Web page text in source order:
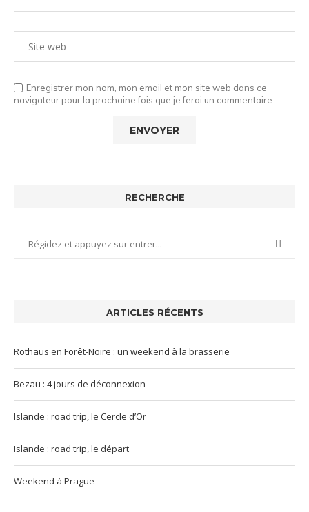
Enregistrer mon nom, mon email et mon site web dans ce
navigateur pour la prochaine fois que je ferai un commentaire.
RECHERCHE
ARTICLES RÉCENTS
Rothaus en Forêt-Noire : un weekend à la brasserie
Bezau : 4 jours de déconnexion
Islande : road trip, le Cercle d’Or
Islande : road trip, le départ
Weekend à Prague